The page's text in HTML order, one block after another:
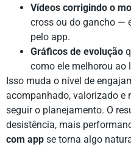
Vídeos corrigindo o
cross ou do gancho —
pelo app.
Gráficos de evolução
como ele melhorou ao
Isso muda o nível de
acompanhado, valorizado e
seguir o planejamento. O
desistência, mais
com app se torna algo